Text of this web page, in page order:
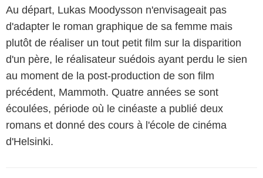
Au départ, Lukas Moodysson n'envisageait pas
d'adapter le roman graphique de sa femme mais
plutôt de réaliser un tout petit film sur la disparition
d'un père, le réalisateur suédois ayant perdu le sien
au moment de la post-production de son film
précédent, Mammoth. Quatre années se sont
écoulées, période où le cinéaste a publié deux
romans et donné des cours à l'école de cinéma
d'Helsinki.